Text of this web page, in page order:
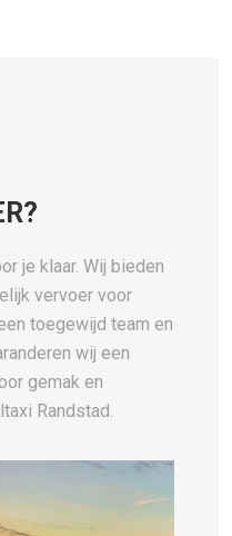
je klaar. Wij bieden
vervoer voor
toegewijd team en
wij een
gemak en
Randstad.